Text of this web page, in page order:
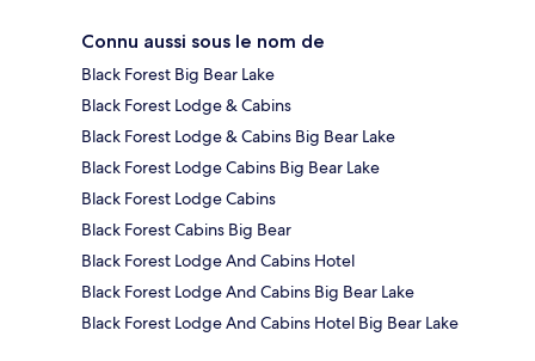
Connu aussi sous le nom de
Black Forest Big Bear Lake
Black Forest Lodge & Cabins
Black Forest Lodge & Cabins Big Bear Lake
Black Forest Lodge Cabins Big Bear Lake
Black Forest Lodge Cabins
Black Forest Cabins Big Bear
Black Forest Lodge And Cabins Hotel
Black Forest Lodge And Cabins Big Bear Lake
Black Forest Lodge And Cabins Hotel Big Bear Lake